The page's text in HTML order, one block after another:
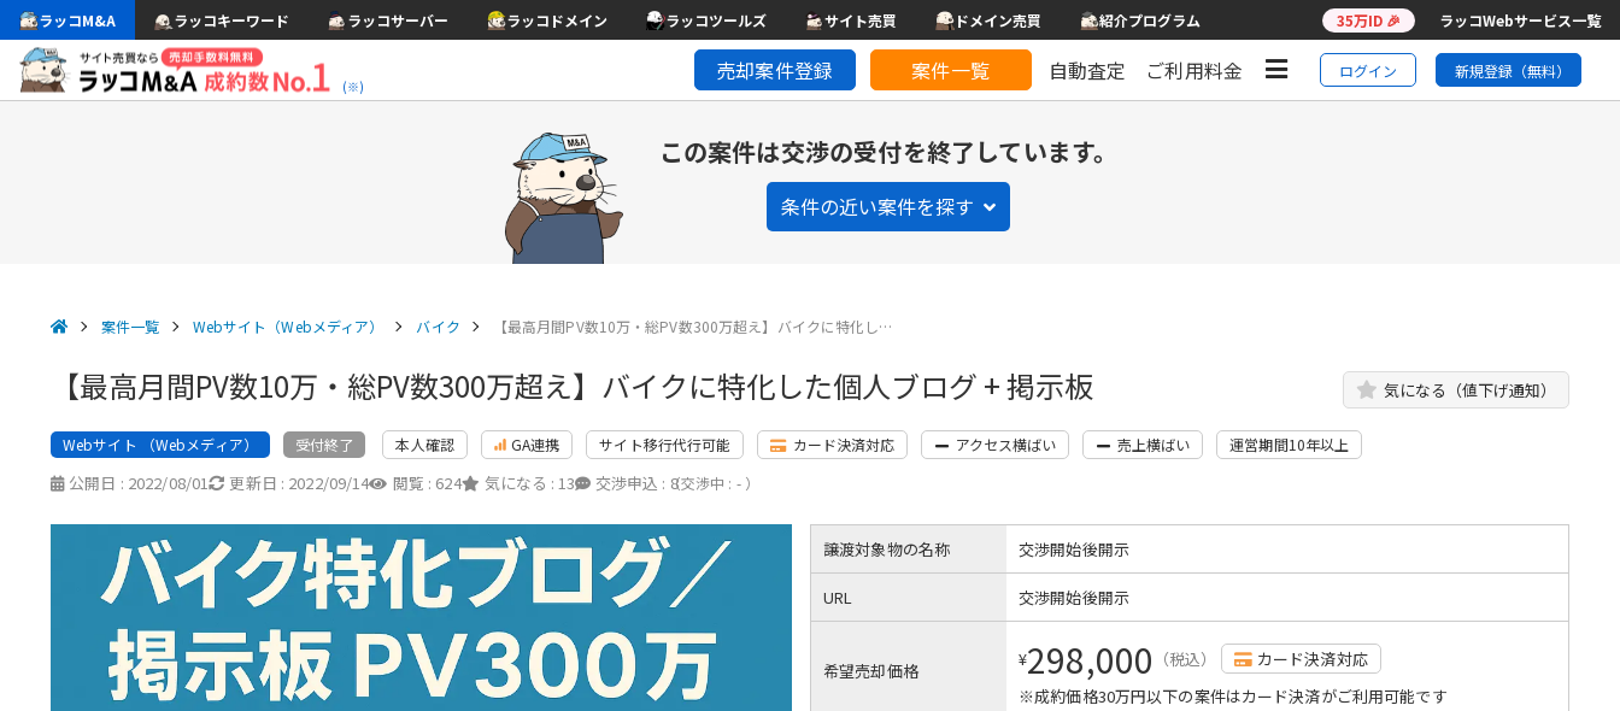
ラッコM&A ラッコキーワード ラッコサーバー ラッコドメイン ラッコツールズ サイト売買 ドメイン売買 紹介プログラム 35万ID 🎉 ラッコWebサービス一覧
(※)
売却案件登録 案件一覧 自動査定 ご利用料金 ログイン 新規登録（無料）
この案件は交渉の受付を終了しています。
条件の近い案件を探す
案件一覧 Webサイト（Webメディア） バイク 【最高月間PV数10万・総PV数300万超え】バイクに特化し…
【最高月間PV数10万・総PV数300万超え】バイクに特化した個人ブログ + 掲示板 気になる（値下げ通知）
Webサイト （Webメディア） 受付終了 本人確認 GA連携 サイト移行代行可能 カード決済対応 アクセス横ばい 売上横ばい 運営期間10年以上
公開日 : 2022/08/01 更新日 : 2022/09/14 閲覧 : 624 気になる : 13 交渉申込 : 8
（交渉中 : - ）
譲渡対象物の名称 交渉開始後開示
URL 交渉開始後開示
希望売却価格 ¥298,000 （税込）
カード決済対応
※成約価格30万円以下の案件はカード決済がご利用可能です